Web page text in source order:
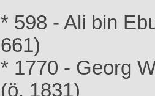
* 598 - Ali bin
661)
* 1770 - Georg
(ö. 1831)